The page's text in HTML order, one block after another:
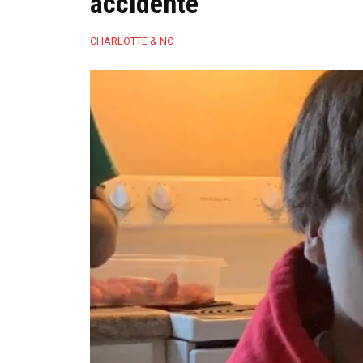
CHARLOTTE & NC